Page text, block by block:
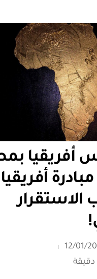
أفريقيا
أفريقيا
الاستقرار
12/01/